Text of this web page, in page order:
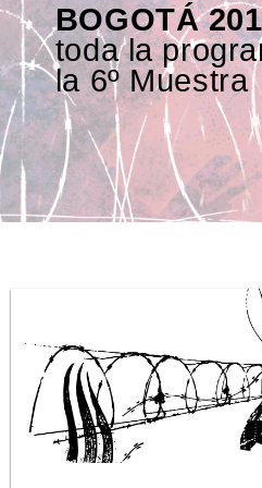
BOGOTÁ
toda la
la 6º Muestra